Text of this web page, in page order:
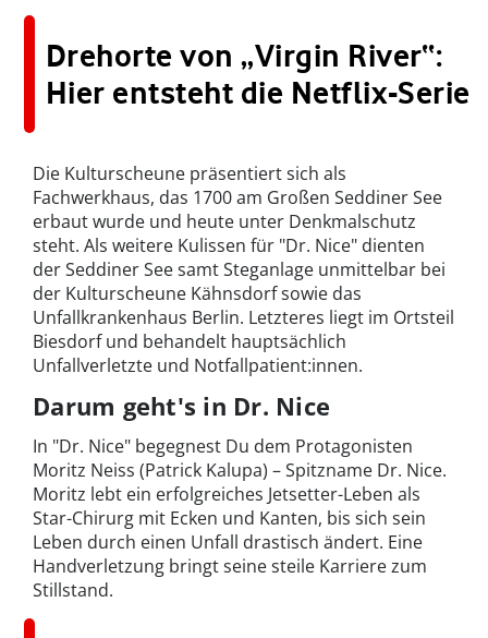
Drehorte von „Virgin River“:
Hier entsteht die Netflix-Serie
Die Kulturscheune präsentiert sich als
Fachwerkhaus, das 1700 am Großen Seddiner See
erbaut wurde und heute unter Denkmalschutz
steht. Als weitere Kulissen für "Dr. Nice" dienten
der Seddiner See samt Steganlage unmittelbar bei
der Kulturscheune Kähnsdorf sowie das
Unfallkrankenhaus Berlin. Letzteres liegt im Ortsteil
Biesdorf und behandelt hauptsächlich
Unfallverletzte und Notfallpatient:innen.
Darum geht's in Dr. Nice
In "Dr. Nice" begegnest Du dem Protagonisten
Moritz Neiss (Patrick Kalupa) – Spitzname Dr. Nice.
Moritz lebt ein erfolgreiches Jetsetter-Leben als
Star-Chirurg mit Ecken und Kanten, bis sich sein
Leben durch einen Unfall drastisch ändert. Eine
Handverletzung bringt seine steile Karriere zum
Stillstand.